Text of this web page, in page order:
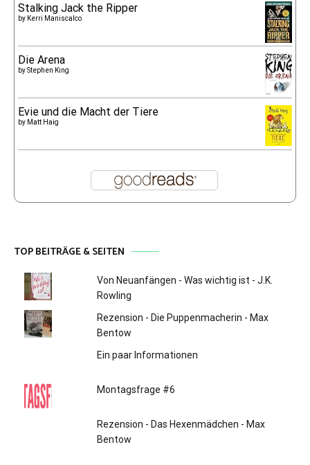
Stalking Jack the Ripper
by Kerri Maniscalco
Die Arena
byStephen King
Evie und die Macht der Tiere
by Matt Haig
TOP BEITRÄGE & SEITEN
Von Neuanfängen - Was wichtig ist - J.K.
Rowling
Rezension - Die Puppenmacherin - Max
Bentow
Ein paar Informationen
Montagsfrage #6
Rezension - Das Hexenmädchen - Max
Bentow